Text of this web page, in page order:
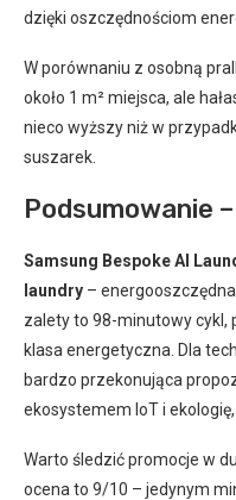
dzięki oszczędnościom
W porównaniu z osobną
około 1 m² miejsca, ale
nieco wyższy niż w
suszarek.
Podsumowanie
Samsung Bespoke AI
laundry –
zalety to 98-minutowy cykl,
klasa energetyczna. Dla
bardzo przekonująca
ekosystemem IoT i
Warto śledzić promocje w
ocena to 9/10 – jedynym